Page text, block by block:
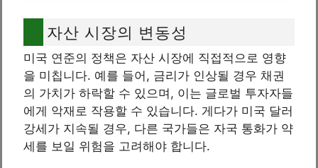
자산 시장의 변동성
미국 연준의 정책은 자산 시장에 직접적으로 영향
을 미칩니다. 예를 들어, 금리가 인상될 경우 채권
의 가치가 하락할 수 있으며, 이는 글로벌 투자자들
에게 악재로 작용할 수 있습니다. 게다가 미국 달러
강세가 지속될 경우, 다른 국가들은 자국 통화가 약
세를 보일 위험을 고려해야 합니다.